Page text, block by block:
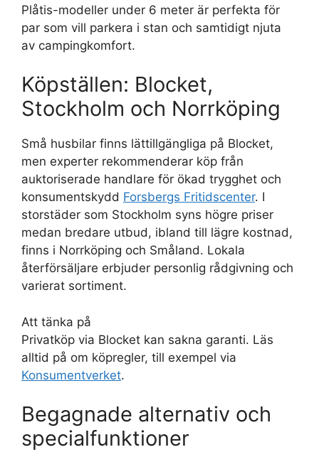
Plåtis-modeller under 6 meter är perfekta för
par som vill parkera i stan och samtidigt njuta
av campingkomfort.
Köpställen: Blocket,
Stockholm och Norrköping
Små husbilar finns lättillgängliga på Blocket,
men experter rekommenderar köp från
auktoriserade handlare för ökad trygghet och
konsumentskydd Forsbergs Fritidscenter. I
storstäder som Stockholm syns högre priser
medan bredare utbud, ibland till lägre kostnad,
finns i Norrköping och Småland. Lokala
återförsäljare erbjuder personlig rådgivning och
varierat sortiment.
Att tänka på
Privatköp via Blocket kan sakna garanti. Läs
alltid på om köpregler, till exempel via
Konsumentverket.
Begagnade alternativ och
specialfunktioner